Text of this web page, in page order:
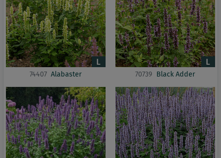
74407 Alabaster 70739 Black Adder